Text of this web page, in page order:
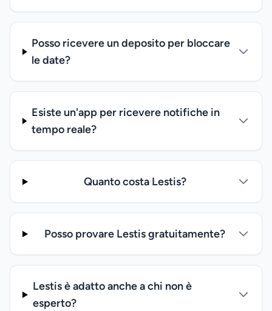
Posso ricevere un deposito per bloccare
le date?
Esiste un'app per ricevere notifiche in
tempo reale?
Quanto costa Lestis?
Posso provare Lestis gratuitamente?
Lestis è adatto anche a chi non è
esperto?